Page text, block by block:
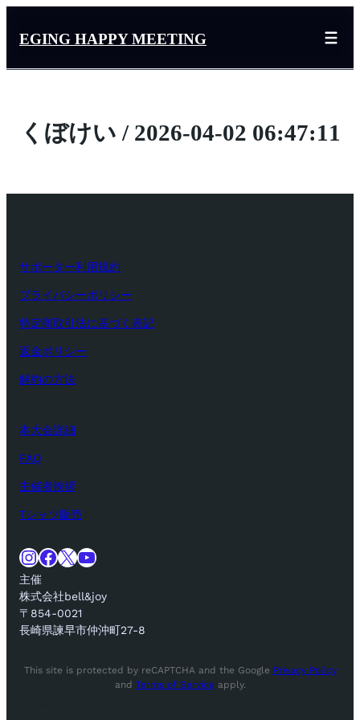
ス
EGING HAPPY MEETING
くぼけい / 2026-04-02 06:47:11
サポーター利用規約
プライバシーポリシー
特定商取引法に基づく表記
返金ポリシー
解約の方法
本大会詳細
FAQ
主催者挨拶
Tシャツ販売
InstagramFacebook X YouTube
主催
株式会社bell&joy
〒854-0021
長崎県諫早市仲沖町27-8
This site is protected by reCAPTCHA and the Google Privacy Policy
and Terms of Serviceapply.